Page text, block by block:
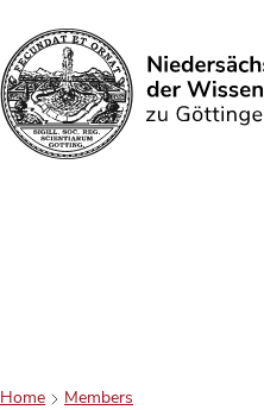
Search
Home Members